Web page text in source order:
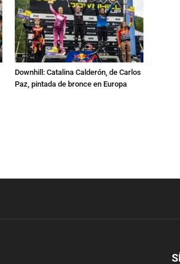
Downhill: Catalina Calderón, de Carlos
Paz, pintada de bronce en Europa